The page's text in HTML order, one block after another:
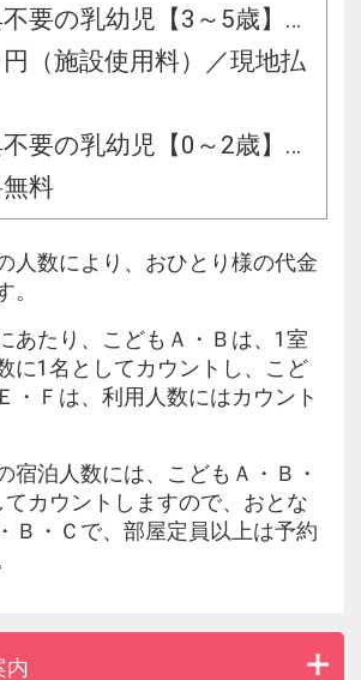
要の乳幼児【3～5歳】…
円（施設使用料）／現地払
要の乳幼児【0～2歳】…
料
人数により、おひとり様の代金
。
あたり、こどもＡ・Ｂは、1室
に1名としてカウントし、こど
・Ｆは、利用人数にはカウント
宿泊人数には、こどもＡ・Ｂ・
てカウントしますので、おとな
Ｂ・Ｃで、部屋定員以上は予約
内